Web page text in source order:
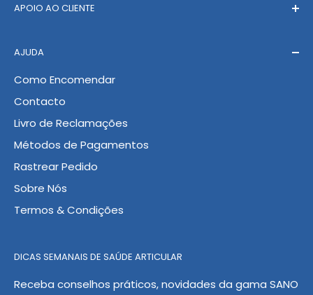
APOIO AO CLIENTE
sexta-feira, das 9h às 18h. Resposta garantida em
menos de 24h.
AJUDA
Como Encomendar
Contacto
Livro de Reclamações
Métodos de Pagamentos
Rastrear Pedido
Sobre Nós
Termos & Condições
DICAS SEMANAIS DE SAÚDE ARTICULAR
Receba conselhos práticos, novidades da gama SANO